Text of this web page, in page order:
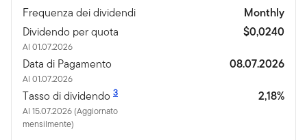
Frequenza dei dividendi
Monthly
Dividendo per quota
Al 01.07.2026
$0,0240
Data di Pagamento
Al 01.07.2026
08.07.2026
Tasso di dividendo 3
Al 15.07.2026 (Aggiornato
mensilmente)
2,18%